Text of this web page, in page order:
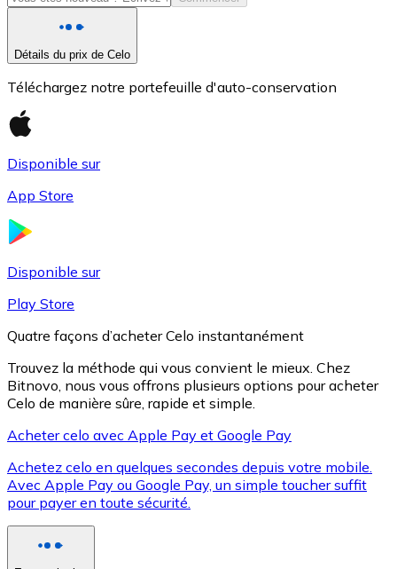
XRP
XRP
Détails du prix de Celo
Téléchargez notre portefeuille d'auto-conservation
Disponible sur
App Store
Disponible sur
Play Store
Quatre façons d’acheter Celo instantanément
Trouvez la méthode qui vous convient le mieux. Chez
Bitnovo, nous vous offrons plusieurs options pour acheter
Celo de manière sûre, rapide et simple.
Acheter celo avec Apple Pay et Google Pay
Achetez celo en quelques secondes depuis votre mobile.
Avec Apple Pay ou Google Pay, un simple toucher suffit
pour payer en toute sécurité.